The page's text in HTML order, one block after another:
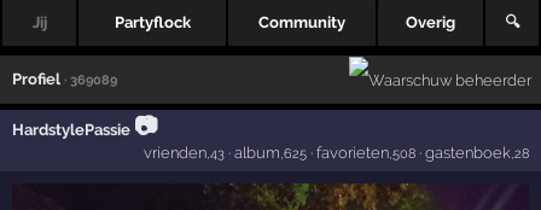
Jij Partyflock Community Overig 🔍
Profiel · 369089
HardstylePassie 📷
vrienden,43· album ,625· favorieten,508· gastenboek,28